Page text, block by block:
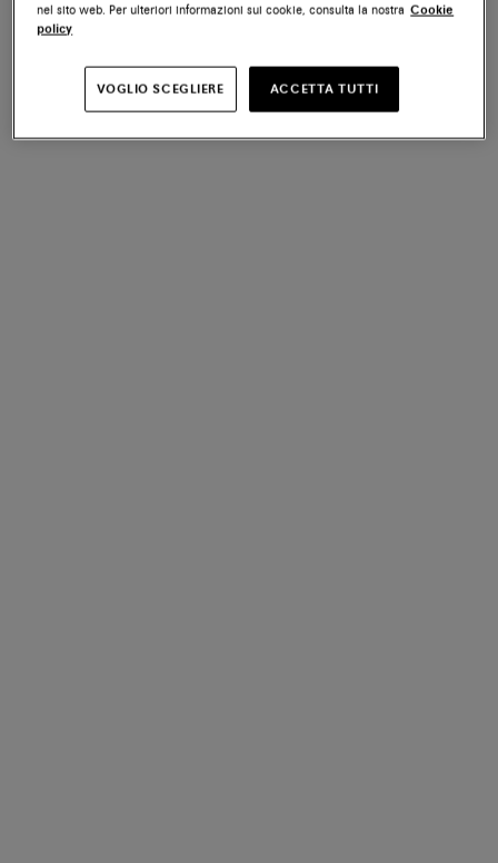
nel sito web. Per ulteriori informazioni sui cookie, consulta la nostra Cookie
policy
VOGLIO SCEGLIERE ACCETTA TUTTI